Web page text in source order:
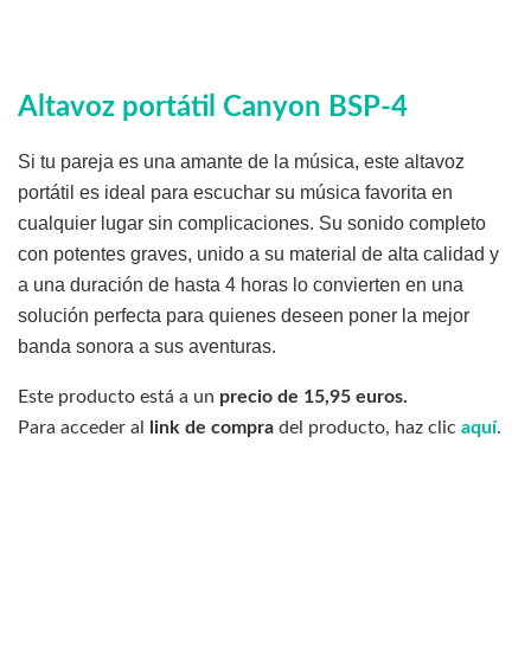
Altavoz portátil Canyon BSP-4
Si tu pareja es una amante de la música, este altavoz
portátil es ideal para escuchar su música favorita en
cualquier lugar sin complicaciones. Su sonido completo
con potentes graves, unido a su material de alta calidad y
a una duración de hasta 4 horas lo convierten en una
solución perfecta para quienes deseen poner la mejor
banda sonora a sus aventuras.
Este producto está a un precio de 15,95 euros.
Para acceder al link de compra del producto, haz clic aquí.